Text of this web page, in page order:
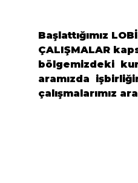
Başlattığımız
ÇALIŞMALAR
bölgemizdeki
aramızda
çalışmalarımız